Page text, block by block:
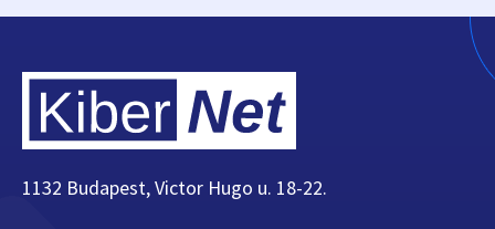
1132 Budapest, Victor Hugo u. 18-22.